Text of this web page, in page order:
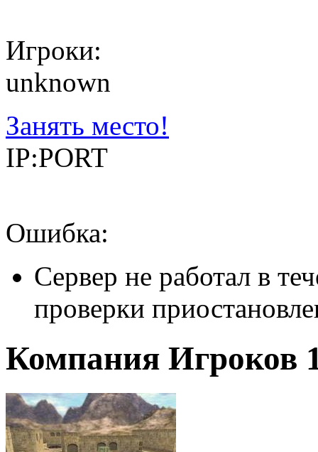
Игроки:
unknown
Занять место!
IP:PORT
Ошибка:
Сервер не работал в
проверки
Компания Игроков